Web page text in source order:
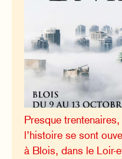
Presque
l’histoire se sont
à Blois, dans le Loir-